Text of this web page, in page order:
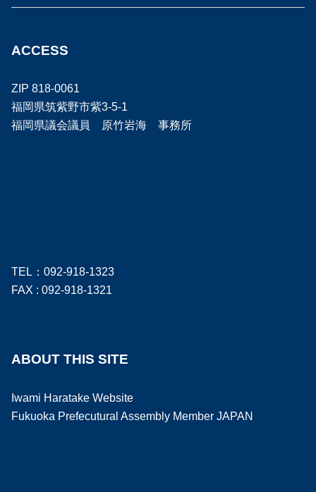
ACCESS
ZIP 818-0061
福岡県筑紫野市紫3-5-1
福岡県議会議員 原竹岩海 事務所
TEL：092-918-1323
FAX : 092-918-1321
ABOUT THIS SITE
Iwami Haratake Website
Fukuoka Prefecutural Assembly Member JAPAN